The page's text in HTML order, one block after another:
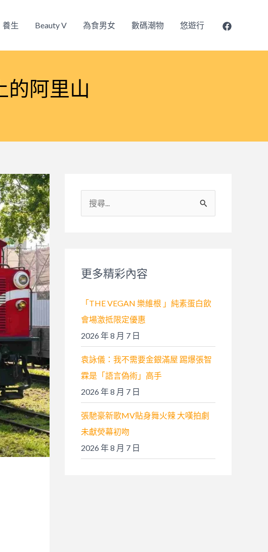
養生 Beauty V 為食男女 數碼潮物 悠遊行
的阿里山
尋
:更多精彩內容
「THE VEGAN 樂維根 」純素蛋白飲
會場激抵限定優惠
2026 年 8 月 7 日
袁詠儀：我不需要金銀滿屋 踢爆張智
霖是「語言偽術」高手
2026 年 8 月 7 日
張馳豪新歌MV貼身舞火辣 大嘆拍劇
未獻熒幕初吻
2026 年 8 月 7 日